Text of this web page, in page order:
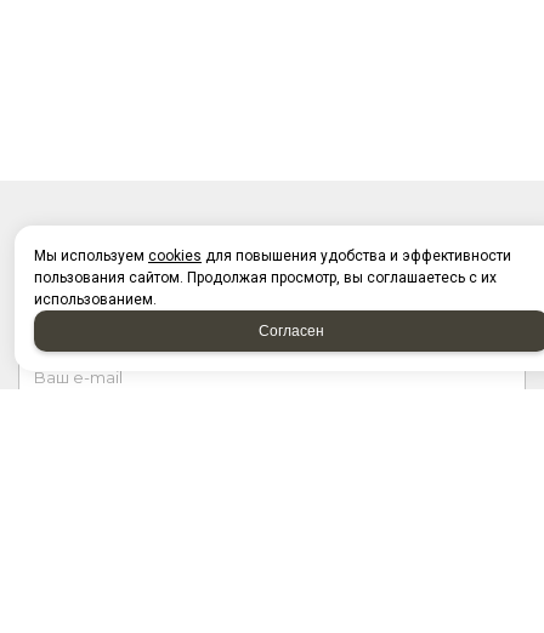
Мы используем cookies для повышения удобства и эффективности
пользования сайтом. Продолжая просмотр, вы соглашаетесь с их
использованием.
Согласен